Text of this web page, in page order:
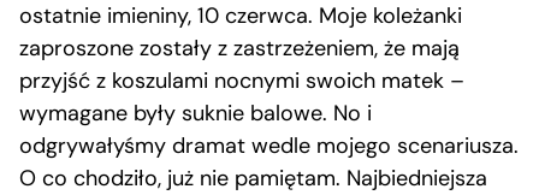
ostatnie imieniny, 10 czerwca. Moje koleżanki
zaproszone zostały z zastrzeżeniem, że mają
przyjść z koszulami nocnymi swoich matek –
wymagane były suknie balowe. No i
odgrywałyśmy dramat wedle mojego scenariusza.
O co chodziło, już nie pamiętam. Najbiedniejsza